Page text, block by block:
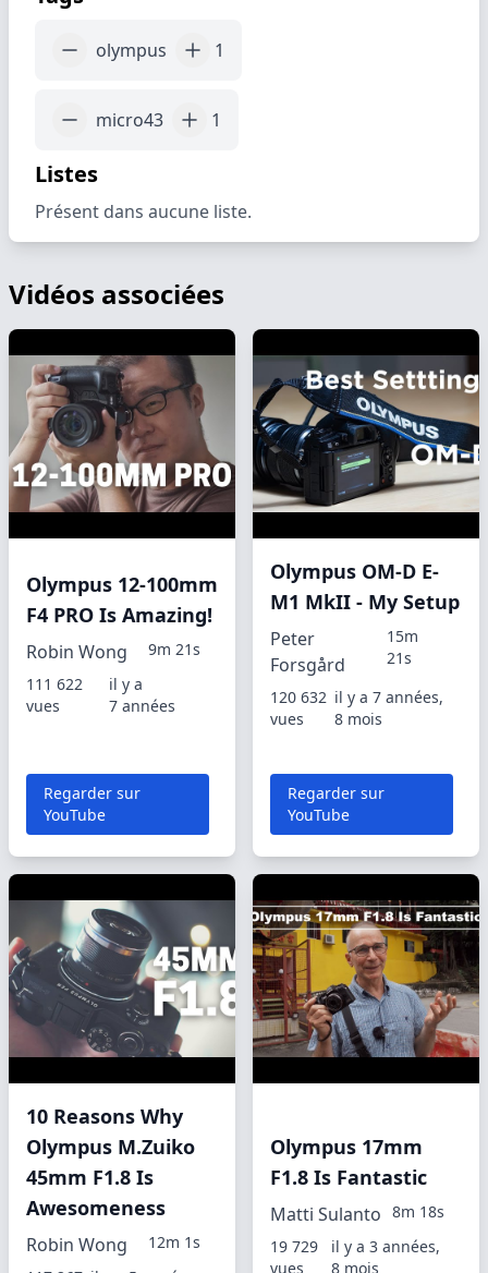
olympus 1
micro43 1
Listes
Présent dans aucune liste.
Vidéos associées
Olympus 12-100mm
F4 PRO Is Amazing!
Robin Wong
9m 21s
111 622
vues
il y a
7 années
Regarder sur
YouTube
Olympus OM-D E-
M1 MkII - My Setup
Peter
Forsgård
15m
21s
120 632
vues
il y a 7 années,
8 mois
Regarder sur
YouTube
10 Reasons Why
Olympus M.Zuiko
45mm F1.8 Is
Awesomeness
Robin Wong
12m 1s
Olympus 17mm
F1.8 Is Fantastic
Matti Sulanto 8m 18s
19 729
vues
il y a 3 années,
8 mois